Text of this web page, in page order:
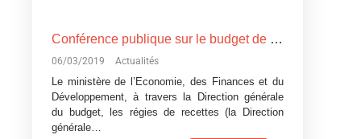
Conférence publique sur le budget de l’Etat, exercice 2019: Devoir de transparence vis-à-vis des citoyens burkinabè
06/03/2019 Actualités
Le ministère de l’Economie, des Finances et du
Développement, à travers la Direction générale
du budget, les régies de recettes (la Direction
générale…